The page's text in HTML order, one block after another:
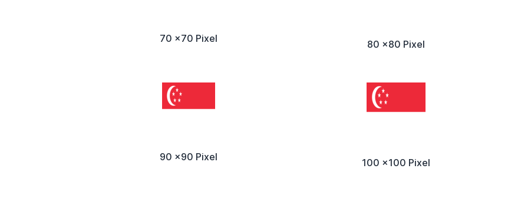
70 x70 Pixel 80 x80 Pixel
90 x90 Pixel 100 x100 Pixel